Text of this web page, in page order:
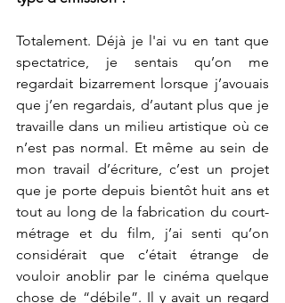
Totalement. Déjà je l'ai vu en tant que
spectatrice, je sentais qu’on me
regardait bizarrement lorsque j’avouais
que j’en regardais, d’autant plus que je
travaille dans un milieu artistique où ce
n’est pas normal. Et même au sein de
mon travail d’écriture, c’est un projet
que je porte depuis bientôt huit ans et
tout au long de la fabrication du court-
métrage et du film, j’ai senti qu’on
considérait que c’était étrange de
vouloir anoblir par le cinéma quelque
chose de “débile”. Il y avait un regard